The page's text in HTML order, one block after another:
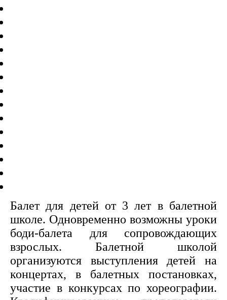
Балет для детей от 3 лет в балетной
школе. Одновременно возможны уроки
боди-балета для сопровождающих
взрослых. Балетной школой
организуются выступления детей на
концертах, в балетных постановках,
участие в конкурсах по хореографии.